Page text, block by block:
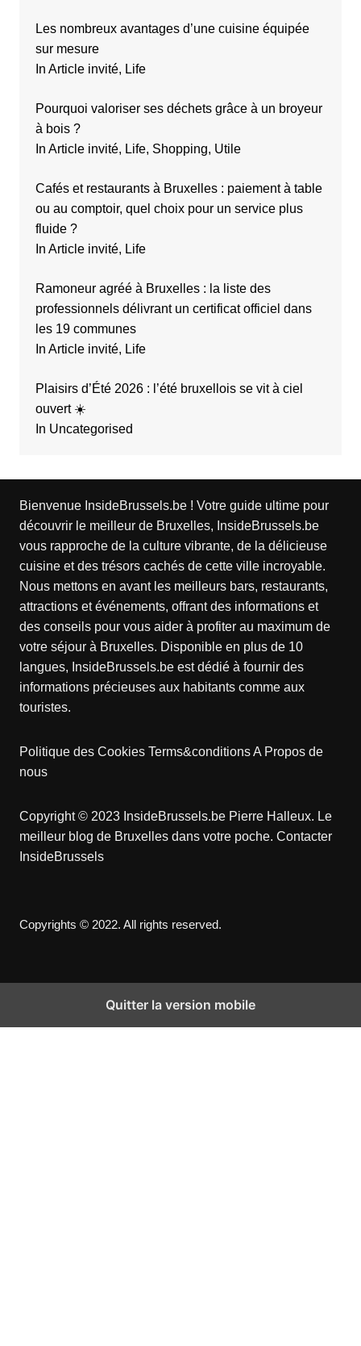
Les nombreux avantages d’une cuisine équipée
sur mesure
In Article invité, Life
Pourquoi valoriser ses déchets grâce à un broyeur
à bois ?
In Article invité, Life, Shopping, Utile
Cafés et restaurants à Bruxelles : paiement à table
ou au comptoir, quel choix pour un service plus
fluide ?
In Article invité, Life
Ramoneur agréé à Bruxelles : la liste des
professionnels délivrant un certificat officiel dans
les 19 communes
In Article invité, Life
Plaisirs d’Été 2026 : l’été bruxellois se vit à ciel
ouvert ☀️
In Uncategorised
Bienvenue InsideBrussels.be ! Votre guide ultime pour
découvrir le meilleur de Bruxelles, InsideBrussels.be
vous rapproche de la culture vibrante, de la délicieuse
cuisine et des trésors cachés de cette ville incroyable.
Nous mettons en avant les meilleurs bars, restaurants,
attractions et événements, offrant des informations et
des conseils pour vous aider à profiter au maximum de
votre séjour à Bruxelles. Disponible en plus de 10
langues, InsideBrussels.be est dédié à fournir des
informations précieuses aux habitants comme aux
touristes.
Politique des Cookies Terms&conditionsA Propos de
nous
Copyright © 2023 InsideBrussels.be Pierre Halleux. Le
meilleur blog de Bruxelles dans votre poche. Contacter
InsideBrussels
Copyrights © 2022. All rights reserved.
Quitter la version mobile